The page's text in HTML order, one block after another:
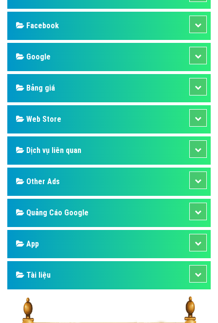
Facebook
Google
Bảng giá
Web Store
Dịch vụ liên quan
Other Ads
Quảng Cáo Google
App
Tài liệu